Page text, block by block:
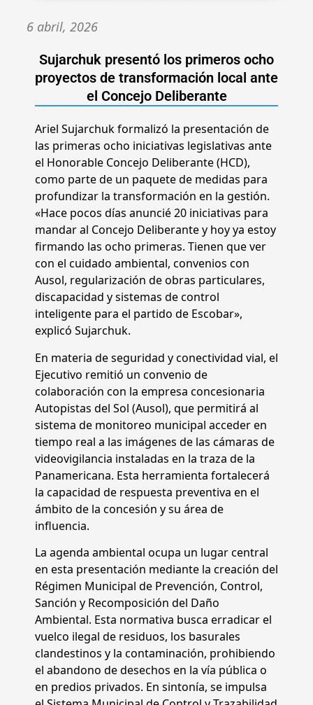
6 abril, 2026
Sujarchuk presentó los primeros ocho
proyectos de transformación local ante
el Concejo Deliberante
Ariel Sujarchuk formalizó la presentación de
las primeras ocho iniciativas legislativas ante
el Honorable Concejo Deliberante (HCD),
como parte de un paquete de medidas para
profundizar la transformación en la gestión.
«Hace pocos días anuncié 20 iniciativas para
mandar al Concejo Deliberante y hoy ya estoy
firmando las ocho primeras. Tienen que ver
con el cuidado ambiental, convenios con
Ausol, regularización de obras particulares,
discapacidad y sistemas de control
inteligente para el partido de Escobar»,
explicó Sujarchuk.
En materia de seguridad y conectividad vial, el
Ejecutivo remitió un convenio de
colaboración con la empresa concesionaria
Autopistas del Sol (Ausol), que permitirá al
sistema de monitoreo municipal acceder en
tiempo real a las imágenes de las cámaras de
videovigilancia instaladas en la traza de la
Panamericana. Esta herramienta fortalecerá
la capacidad de respuesta preventiva en el
ámbito de la concesión y su área de
influencia.
La agenda ambiental ocupa un lugar central
en esta presentación mediante la creación del
Régimen Municipal de Prevención, Control,
Sanción y Recomposición del Daño
Ambiental. Esta normativa busca erradicar el
vuelco ilegal de residuos, los basurales
clandestinos y la contaminación, prohibiendo
el abandono de desechos en la vía pública o
en predios privados. En sintonía, se impulsa